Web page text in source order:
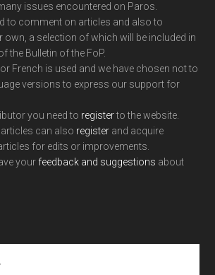
issues encountered on Paros.
to comment on articles and also to
own, a selection of which will be included in
the Bulletin of the FoP.
French is used and we have chosen not to
versions to express our support for
you need to registerto the website.
can also register and acquire
for edits or improvements.
your feedback and suggestions about